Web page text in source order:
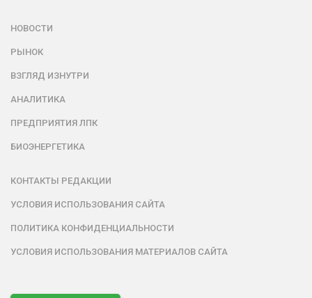
НОВОСТИ
РЫНОК
ВЗГЛЯД ИЗНУТРИ
АНАЛИТИКА
ПРЕДПРИЯТИЯ ЛПК
БИОЭНЕРГЕТИКА
КОНТАКТЫ РЕДАКЦИИ
УСЛОВИЯ ИСПОЛЬЗОВАНИЯ САЙТА
ПОЛИТИКА КОНФИДЕНЦИАЛЬНОСТИ
УСЛОВИЯ ИСПОЛЬЗОВАНИЯ МАТЕРИАЛОВ САЙТА